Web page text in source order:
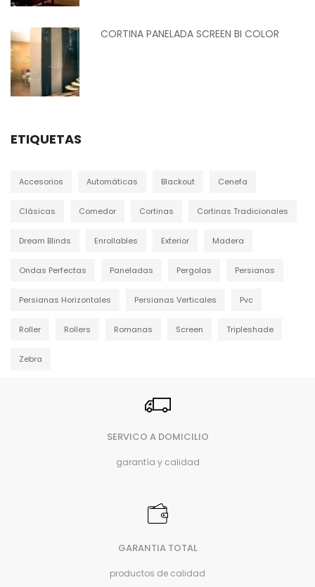
CORTINA PANELADA SCREEN BI COLOR
ETIQUETAS
Accesorios Automáticas Blackout Cenefa
Clásicas Comedor Cortinas Cortinas Tradicionales
Dream Blinds Enrollables Exterior Madera
Ondas Perfectas Paneladas Pergolas Persianas
Persianas Horizontales Persianas Verticales Pvc
Roller Rollers Romanas Screen Tripleshade
Zebra
SERVICO A DOMICILIO
garantía y calidad
GARANTIA TOTAL
productos de calidad